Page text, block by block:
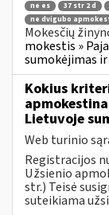
ne es
37 str 2 d
ne dvigubo
Mokesčių
mokestis »
sumokėjimas
Kokius
Lietuvoje
Web turinio
Registracijos
Užsienio
str.) Teisė
suteikiama